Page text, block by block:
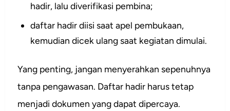
hadir, lalu diverifikasi pembina;
daftar hadir diisi saat apel pembukaan,
kemudian dicek ulang saat kegiatan dimulai.
Yang penting, jangan menyerahkan sepenuhnya
tanpa pengawasan. Daftar hadir harus tetap
menjadi dokumen yang dapat dipercaya.